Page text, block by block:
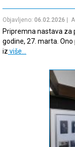
Objavljeno: 06.02.2026 |
Pripremna nastava za
godine, 27. marta.
iz više…